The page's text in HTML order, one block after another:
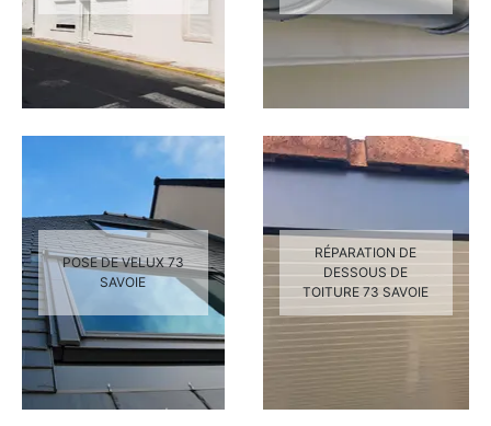
POSE DE VELUX 73
SAVOIE
RÉPARATION DE
DESSOUS DE
TOITURE 73 SAVOIE